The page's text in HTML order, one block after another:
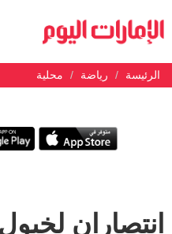
الرئيسة رياضة محلية
انتصاران